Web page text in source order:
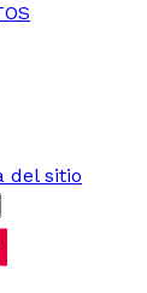
del sitio